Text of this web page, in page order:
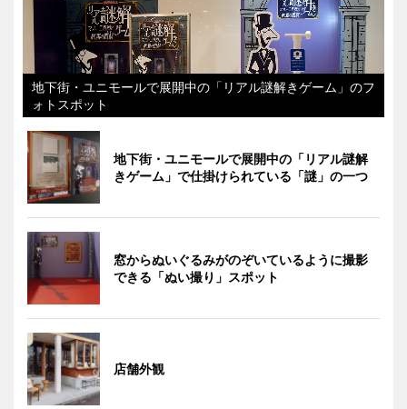
地下街・ユニモールで展開中の「リアル謎解きゲーム」のフ
ォトスポット
地下街・ユニモールで展開中の「リアル謎解
きゲーム」で仕掛けられている「謎」の一つ
窓からぬいぐるみがのぞいているように撮影
できる「ぬい撮り」スポット
店舗外観